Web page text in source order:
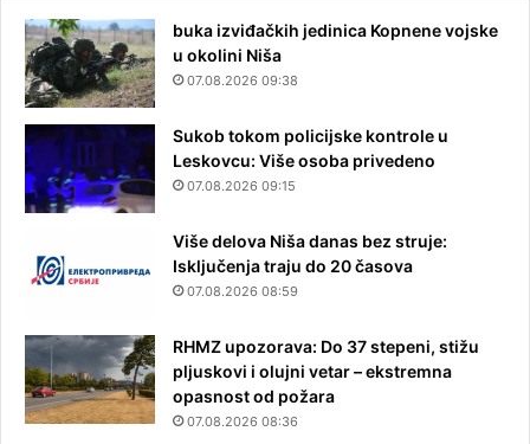
buka izviđačkih jedinica Kopnene vojske
u okolini Niša
07.08.2026 09:38
Sukob tokom policijske kontrole u
Leskovcu: Više osoba privedeno
07.08.2026 09:15
Više delova Niša danas bez struje:
Isključenja traju do 20 časova
07.08.2026 08:59
RHMZ upozorava: Do 37 stepeni, stižu
pljuskovi i olujni vetar – ekstremna
opasnost od požara
07.08.2026 08:36